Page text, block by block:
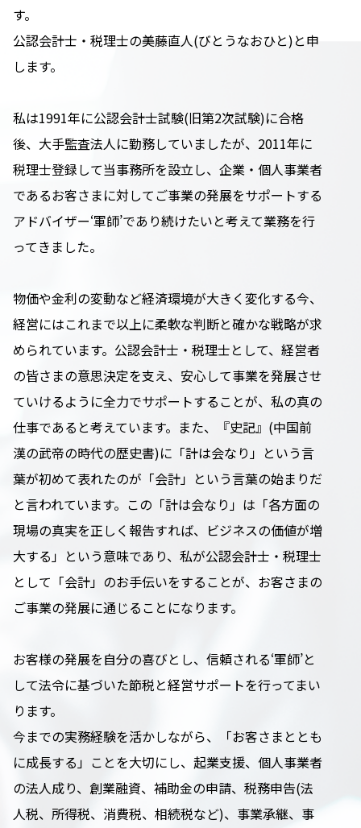
す。
公認会計士・税理士の美藤直人(びとうなおひと)と申
します。
私は1991年に公認会計士試験(旧第2次試験)に合格
後、大手監査法人に勤務していましたが、2011年に
税理士登録して当事務所を設立し、企業・個人事業者
であるお客さまに対してご事業の発展をサポートする
アドバイザー‘軍師’であり続けたいと考えて業務を行
ってきました。
物価や金利の変動など経済環境が大きく変化する今、
経営にはこれまで以上に柔軟な判断と確かな戦略が求
められています。公認会計士・税理士として、経営者
の皆さまの意思決定を支え、安心して事業を発展させ
ていけるように全力でサポートすることが、私の真の
仕事であると考えています。また、『史記』(中国前
漢の武帝の時代の歴史書)に「計は会なり」という言
葉が初めて表れたのが「会計」という言葉の始まりだ
と言われています。この「計は会なり」は「各方面の
現場の真実を正しく報告すれば、ビジネスの価値が増
大する」という意味であり、私が公認会計士・税理士
として「会計」のお手伝いをすることが、お客さまの
ご事業の発展に通じることになります。
お客様の発展を自分の喜びとし、信頼される‘軍師’と
して法令に基づいた節税と経営サポートを行ってまい
ります。
今までの実務経験を活かしながら、「お客さまととも
に成長する」ことを大切にし、起業支援、個人事業者
の法人成り、創業融資、補助金の申請、税務申告(法
人税、所得税、消費税、相続税など)、事業承継、事